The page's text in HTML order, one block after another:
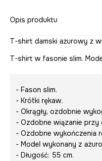
Opis produktu
T-shirt damski ażurowy z
T-shirt w fasonie slim.
- Fason slim.
- Krótki rękaw.
- Okrągły, ozdobnie
- Ozdobne wiązanie przy
- Ozdobne wykończenia
- Model wykonany z
- Długość: 55 cm.